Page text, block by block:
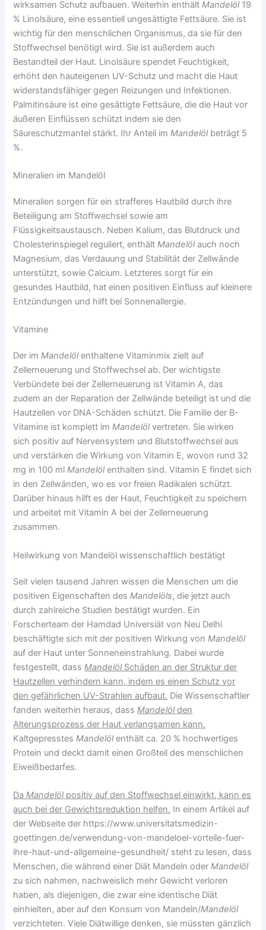
wirksamen Schutz aufbauen. Weiterhin enthältMandelöl19
% Linolsäure, eine essentiell ungesättigte Fettsäure. Sie ist
wichtig für den menschlichen Organismus, da sie für den
Stoffwechsel benötigt wird. Sie ist außerdem auch
Bestandteil der Haut. Linolsäure spendet Feuchtigkeit,
erhöht den hauteigenen UV-Schutz und macht die Haut
widerstandsfähiger gegen Reizungen und Infektionen.
Palmitinsäure ist eine gesättigte Fettsäure, die die Haut vor
äußeren Einflüssen schützt indem sie den
Säureschutzmantel stärkt. Ihr Anteil imMandelölbeträgt 5
%.
Mineralien im Mandelöl
Mineralien sorgen für ein strafferes Hautbild durch ihre
Beteiligung am Stoffwechsel sowie am
Flüssigkeitsaustausch. Neben Kalium, das Blutdruck und
Cholesterinspiegel reguliert, enthältMandelölauch noch
Magnesium, das Verdauung und Stabilität der Zellwände
unterstützt, sowie Calcium. Letzteres sorgt für ein
gesundes Hautbild, hat einen positiven Einfluss auf kleinere
Entzündungen und hilft bei Sonnenallergie.
Vitamine
Der imMandelölenthaltene Vitaminmix zielt auf
Zellerneuerung und Stoffwechsel ab. Der wichtigste
Verbündete bei der Zellerneuerung ist Vitamin A, das
zudem an der Reparation der Zellwände beteiligt ist und die
Hautzellen vor DNA-Schäden schützt. Die Familie der B-
Vitamine ist komplett imMandelölvertreten. Sie wirken
sich positiv auf Nervensystem und Blutstoffwechsel aus
und verstärken die Wirkung von Vitamin E, wovon rund 32
mg in 100 mlMandelölenthalten sind. Vitamin E findet sich
in den Zellwänden, wo es vor freien Radikalen schützt.
Darüber hinaus hilft es der Haut, Feuchtigkeit zu speichern
und arbeitet mit Vitamin A bei der Zellerneuerung
zusammen.
Heilwirkung von Mandelöl wissenschaftlich bestätigt
Seit vielen tausend Jahren wissen die Menschen um die
positiven Eigenschaften desMandelöls, die jetzt auch
durch zahlreiche Studien bestätigt wurden. Ein
Forscherteam der Hamdad Universiät von Neu Delhi
beschäftigte sich mit der positiven Wirkung vonMandelöl
auf der Haut unter Sonneneinstrahlung. Dabei wurde
festgestellt, dassMandelölSchäden an der Struktur der
Hautzellen verhindern kann, indem es einen Schutz vor
den gefährlichen UV-Strahlen aufbaut. Die Wissenschaftler
fanden weiterhin heraus, dassMandelölden
Alterungsprozess der Haut verlangsamen kann.
KaltgepresstesMandelölenthält ca. 20 % hochwertiges
Protein und deckt damit einen Großteil des menschlichen
Eiweißbedarfes.
DaMandelölpositiv auf den Stoffwechsel einwirkt, kann es
auch bei der Gewichtsreduktion helfen. In einem Artikel auf
der Webseite der https://www.universitatsmedizin-
goettingen.de/verwendung-von-mandeloel-vorteile-fuer-
ihre-haut-und-allgemeine-gesundheit/ steht zu lesen, dass
Menschen, die während einer Diät Mandeln oderMandelöl
zu sich nahmen, nachweislich mehr Gewicht verloren
haben, als diejenigen, die zwar eine identische Diät
einhielten, aber auf den Konsum von Mandeln/Mandelöl
verzichteten. Viele Diätwillige denken, sie müssten gänzlich